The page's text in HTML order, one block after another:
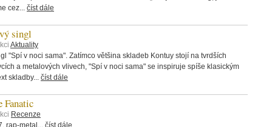
cez... číst dále
singl
Aktuality
"Spí v noci sama". Zatímco většina skladeb Kontuy stojí na tvrdších
a metalových vlivech, "Spí v noci sama" se inspiruje spíše klasickým
skladby... číst dále
Fanatic
Recenze
rap-metal... číst dále